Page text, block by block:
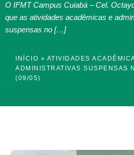
O IFMT Campus Cuiabá – Cel.
que as atividades acadêmicas e
suspensas no […]
INÍCIO » ATIVIDADES
ADMINISTRATIVAS SUSPENSAS
(09/05)